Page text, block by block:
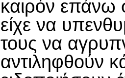
καιρόν επάνω
είχε να
τους να
αντιληφθούν